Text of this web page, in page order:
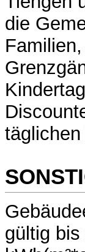
die
gültig